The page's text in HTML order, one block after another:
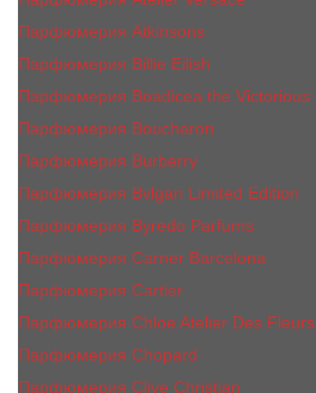
Парфюмерия Atkinsons
Парфюмерия Billie Eilish
Парфюмерия Boadicea the Victorious
Парфюмерия Boucheron
Парфюмерия Burberry
Парфюмерия Bvlgari Limited Edition
Парфюмерия Byredo Parfums
Парфюмерия Carner Barcelona
Парфюмерия Cartier
Парфюмерия Chloe Atelier Des Fleurs
Парфюмерия Сhopard
Парфюмерия Clive Christian